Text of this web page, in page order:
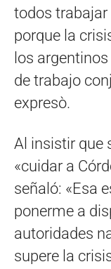
todos
porque la
los
de trabajo
expresò.
Al insistir que
«cuidar a
señaló: «Esa
ponerme a
autoridades
supere la